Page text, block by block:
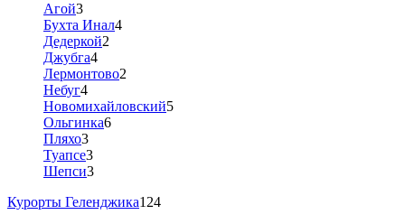
Агой3
Бухта Инал4
Дедеркой2
Джубга4
Лермонтово2
Небуг4
Новомихайловский5
Ольгинка6
Пляхо3
Туапсе3
Шепси3
Курорты Геленджика124